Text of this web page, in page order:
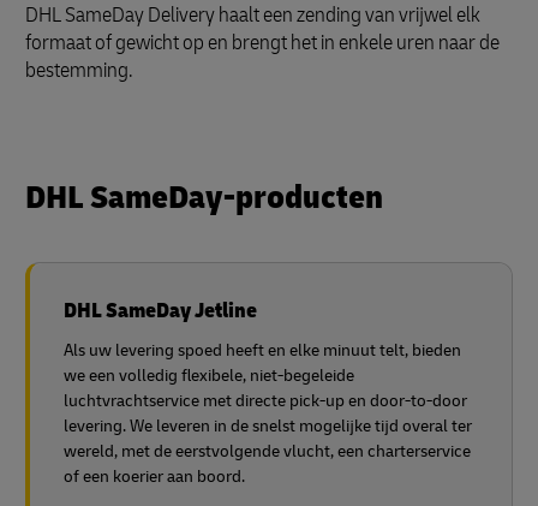
DHL SameDay Delivery haalt een zending van vrijwel elk
formaat of gewicht op en brengt het in enkele uren naar de
bestemming.
DHL SameDay-producten
DHL SameDay Jetline
Als uw levering spoed heeft en elke minuut telt, bieden
we een volledig flexibele, niet-begeleide
luchtvrachtservice met directe pick-up en door-to-door
levering. We leveren in de snelst mogelijke tijd overal ter
wereld, met de eerstvolgende vlucht, een charterservice
of een koerier aan boord.